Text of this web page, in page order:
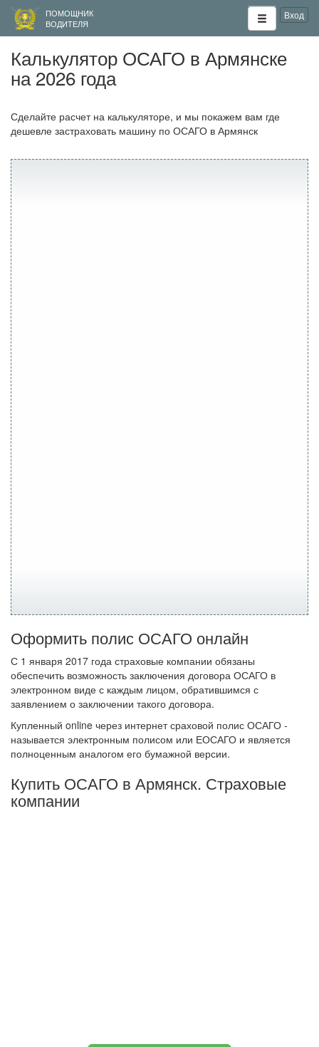
ПОМОЩНИК
ВОДИТЕЛЯ
Вход
Калькулятор ОСАГО в Армянске
на 2026 года
Сделайте расчет на калькуляторе, и мы покажем вам где
дешевле застраховать машину по ОСАГО в Армянск
Оформить полис ОСАГО онлайн
С 1 января 2017 года страховые компании обязаны
обеспечить возможность заключения договора ОСАГО в
электронном виде с каждым лицом, обратившимся с
заявлением о заключении такого договора.
Купленный online через интернет сраховой полис ОСАГО -
называется электронным полисом или ЕОСАГО и является
полноценным аналогом его бумажной версии.
Купить ОСАГО в Армянск. Страховые
компании